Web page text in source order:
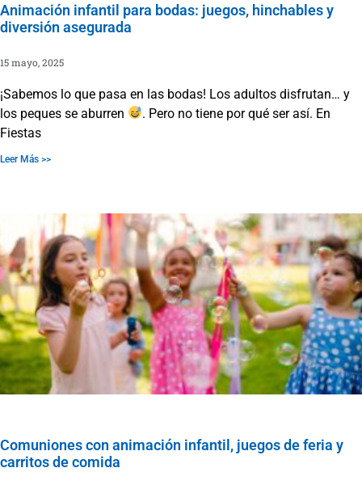
Animación infantil para bodas: juegos, hinchables y
diversión asegurada
15 mayo, 2025
¡Sabemos lo que pasa en las bodas! Los adultos disfrutan… y
los peques se aburren
. Pero no tiene por qué ser así. En
Fiestas
Leer Más >>
Comuniones con animación infantil, juegos de feria y
carritos de comida